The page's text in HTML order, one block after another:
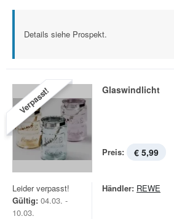
Details siehe Prospekt.
Verpasst! Glaswindlicht
Preis: € 5,99
Leider verpasst!
Gültig: 04.03. -
10.03.
Händler: REWE